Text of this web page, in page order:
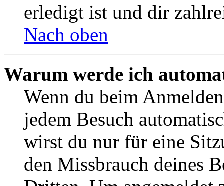
erledigt ist und dir
Nach oben
Warum werde ich
Wenn du beim
jedem Besuch
wirst du nur für eine
den Missbrauch deines